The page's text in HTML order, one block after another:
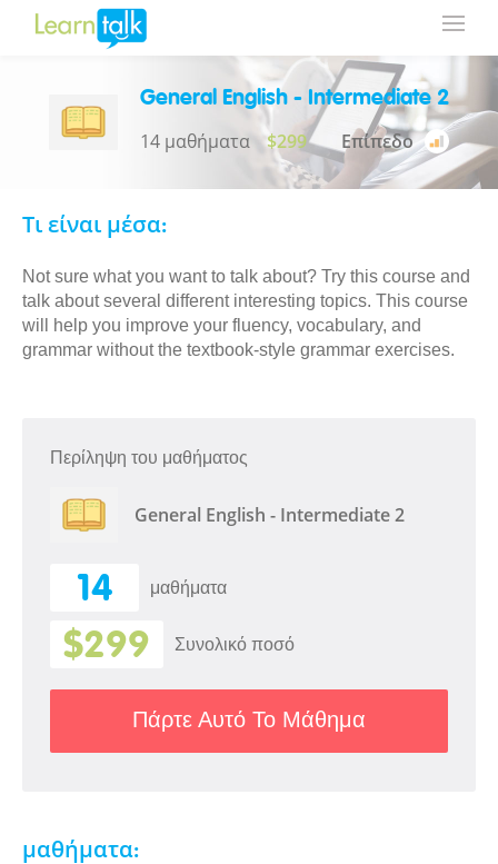
General English - Intermediate 2
14 μαθήματα $299 Επίπεδο
Τι είναι μέσα:
Not sure what you want to talk about? Try this course and
talk about several different interesting topics. This course
will help you improve your fluency, vocabulary, and
grammar without the textbook-style grammar exercises.
Περίληψη του μαθήματος
General English - Intermediate 2
14 μαθήματα
$299 Συνολικό ποσό
Πάρτε Αυτό Το Μάθημα
μαθήματα: